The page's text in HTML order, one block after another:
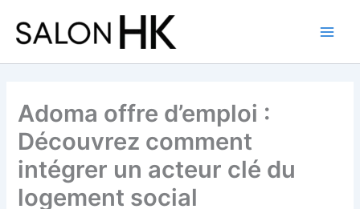
contenu
Adoma offre d’emploi :
Découvrez comment
intégrer un acteur clé du
logement social